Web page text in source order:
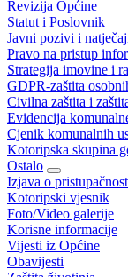
Revizija Općine
Statut i Poslovnik
Javni pozivi i
Pravo na pristup
Strategija imovine i
GDPR-zaštita
Civilna zaštita i
Evidencija
Cjenik komunalnih
Kotoripska skupina
Ostalo
Izjava o
Kotoripski vjesnik
Foto/Video galerije
Korisne informacije
Vijesti iz Općine
Obavijesti